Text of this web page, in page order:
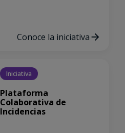
Conoce la iniciativa
Iniciativa
Plataforma
Colaborativa de
Incidencias